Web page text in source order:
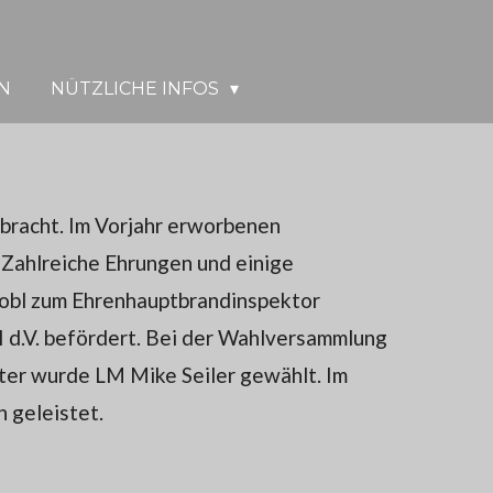
NÜTZLICHE INFOS
Im Vorjahr erworbenen
Ehrungen und einige
zum Ehrenhauptbrandinspektor
befördert. Bei der Wahlversammlung
wurde LM Mike Seiler gewählt. Im
geleistet.